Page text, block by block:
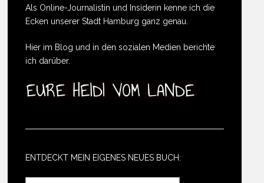
Als Online-Journalistin und Insiderin kenne ich die
Ecken unserer Stadt Hamburg ganz genau.
Hier im Blog und in den sozialen Medien berichte
ich darüber.
ENTDECKT MEIN EIGENES NEUES BUCH: